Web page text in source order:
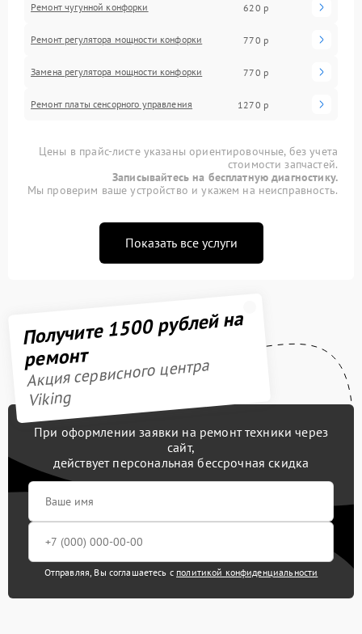
Ремонт чугунной конфорки 620 р
Ремонт регулятора мощности конфорки 770 р
Замена регулятора мощности конфорки 770 р
Ремонт платы сенсорного управления 1270 р
Цены в прайс-листе указаны ориентировочные, без учета
стоимости запчастей.
Записывайтесь на бесплатную диагностику.
Мы проверим ваше устройство и укажем на неисправность.
Показать все услуги
Получите 1500 рублей на
ремонт
Акция сервисного центра
Viking
При оформлении заявки на ремонт техники через
сайт,
действует персональная бессрочная скидка
Отправляя, Вы соглашаетесь с политикой конфиденциальности